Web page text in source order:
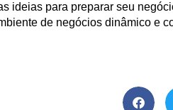
ideias para preparar seu
de negócios dinâmico e